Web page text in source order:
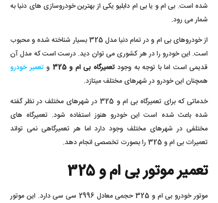
شده است. بی ام و یا بی ام دابلیو یکی از بهترین خودروسازی های دنیا به
شمار می رود.
از خودروهای بی ام و در تمام دنیا مدل 325 بسیار شناخته شده و محبوب
است. این خودرو را در هر کشوری می توان دید. درست است که مدل آن
قدیمی است اما با توجه به وجودتعمیرگاه بی ام و 325 وتعمیر خودرو
همچنان این خودرو در شهرهای مختلف میتازد.
خدماتی که برای تعمیرگاه بی ام و 325 در شهرهای مختلف در نظر گفته
شده باعث شده است این خودرو هنوز استفاده شود. تعمیرگاه های
مختلفی در شهرهای مختلف وجود دارد اما هر تعمیرگاهی نمی تواند
تعمیرات بی ام و 325 را بصورت تخصصی انجام دهد.
تعمیر موتور بی ام و 325
موتور خودرو بی ام و 325 حجمی معادل 2996 سی سی دارد. این موتور